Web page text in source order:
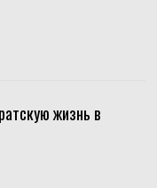
жизнь в